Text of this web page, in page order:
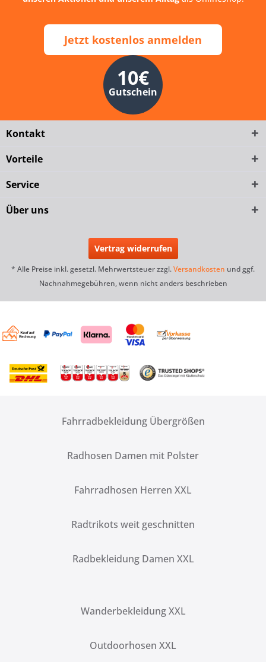
Jetzt kostenlos anmelden
10€
Gutschein
Kontakt
Vorteile
Service
Über uns
Vertrag widerrufen
* Alle Preise inkl. gesetzl. Mehrwertsteuer zzgl.Versandkosten und ggf.
Nachnahmegebühren, wenn nicht anders beschrieben
Fahrradbekleidung Übergrößen
Radhosen Damen mit Polster
Fahrradhosen Herren XXL
Radtrikots weit geschnitten
Radbekleidung Damen XXL
Wanderbekleidung XXL
Outdoorhosen XXL